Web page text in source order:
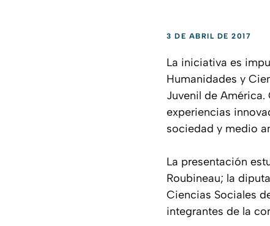
3 DE ABRIL DE 2017
La iniciativa es
Humanidades y
Juvenil de
experiencias
sociedad y medio
La presentación
Roubineau; la
Ciencias Sociales
integrantes de la